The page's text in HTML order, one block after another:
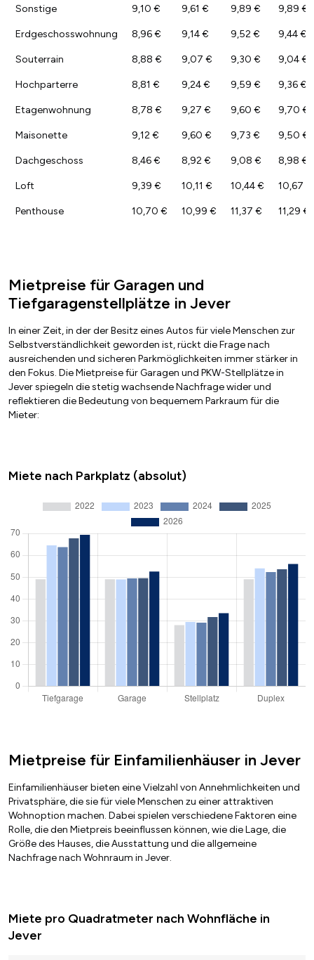
Sonstige 9,10 € 9,61 € 9,89 € 9,89 €
Erdgeschosswohnung 8,96 € 9,14 € 9,52 € 9,44 €
Souterrain 8,88 € 9,07 € 9,30 € 9,04 €
Hochparterre 8,81 € 9,24 € 9,59 € 9,36 €
Etagenwohnung 8,78 € 9,27 € 9,60 € 9,70 €
Maisonette 9,12 € 9,60 € 9,73 € 9,50 €
Dachgeschoss 8,46 € 8,92 € 9,08 € 8,98 €
Loft 9,39 € 10,11 € 10,44 € 10,67 €
Penthouse 10,70 € 10,99 € 11,37 € 11,29 €
Mietpreise für Garagen und
Tiefgaragenstellplätze in Jever
In einer Zeit, in der der Besitz eines Autos für viele Menschen zur
Selbstverständlichkeit geworden ist, rückt die Frage nach
ausreichenden und sicheren Parkmöglichkeiten immer stärker in
den Fokus. Die Mietpreise für Garagen und PKW-Stellplätze in
Jever spiegeln die stetig wachsende Nachfrage wider und
reflektieren die Bedeutung von bequemem Parkraum für die
Mieter:
Miete nach Parkplatz (absolut)
Mietpreise für Einfamilienhäuser in Jever
Einfamilienhäuser bieten eine Vielzahl von Annehmlichkeiten und
Privatsphäre, die sie für viele Menschen zu einer attraktiven
Wohnoption machen. Dabei spielen verschiedene Faktoren eine
Rolle, die den Mietpreis beeinflussen können, wie die Lage, die
Größe des Hauses, die Ausstattung und die allgemeine
Nachfrage nach Wohnraum in Jever.
Miete pro Quadratmeter nach Wohnfläche in
Jever